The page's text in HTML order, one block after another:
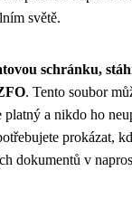
světě.
schránku,
. Tento soubor
a nikdo ho
prokázat,
dokumentů v